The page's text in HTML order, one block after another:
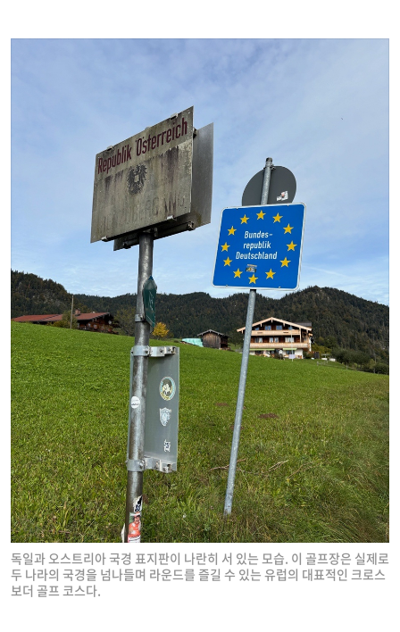
독일과 오스트리아 국경 표지판이 나란히 서 있는 모습. 이 골프장은 실제로
두 나라의 국경을 넘나들며 라운드를 즐길 수 있는 유럽의 대표적인 크로스
보더 골프 코스다.